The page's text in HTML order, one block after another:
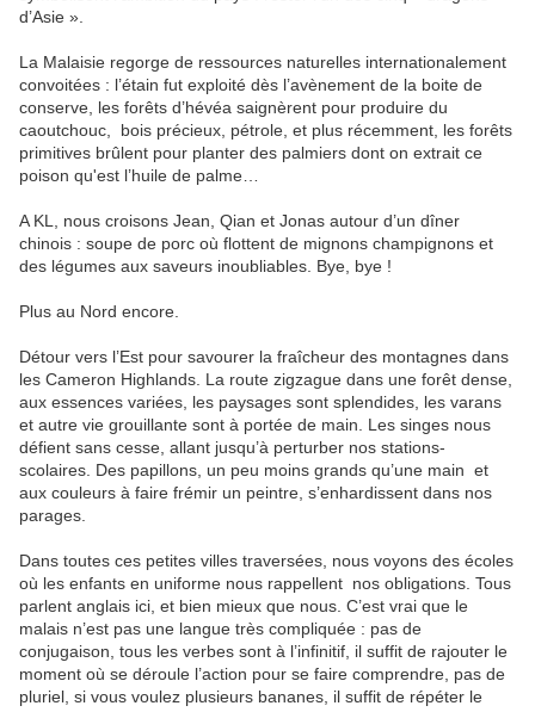
d’Asie ».
La Malaisie regorge de ressources naturelles internationalement
convoitées : l’étain fut exploité dès l’avènement de la boite de
conserve, les forêts d’hévéa saignèrent pour produire du
caoutchouc, bois précieux, pétrole, et plus récemment, les forêts
primitives brûlent pour planter des palmiers dont on extrait ce
poison qu'est l’huile de palme…
A KL, nous croisons Jean, Qian et Jonas autour d’un dîner
chinois : soupe de porc où flottent de mignons champignons et
des légumes aux saveurs inoubliables. Bye, bye !
Plus au Nord encore.
Détour vers l’Est pour savourer la fraîcheur des montagnes dans
les Cameron Highlands. La route zigzague dans une forêt dense,
aux essences variées, les paysages sont splendides, les varans
et autre vie grouillante sont à portée de main. Les singes nous
défient sans cesse, allant jusqu’à perturber nos stations-
scolaires. Des papillons, un peu moins grands qu’une main et
aux couleurs à faire frémir un peintre, s’enhardissent dans nos
parages.
Dans toutes ces petites villes traversées, nous voyons des écoles
où les enfants en uniforme nous rappellent nos obligations. Tous
parlent anglais ici, et bien mieux que nous. C’est vrai que le
malais n’est pas une langue très compliquée : pas de
conjugaison, tous les verbes sont à l’infinitif, il suffit de rajouter le
moment où se déroule l’action pour se faire comprendre, pas de
pluriel, si vous voulez plusieurs bananes, il suffit de répéter le